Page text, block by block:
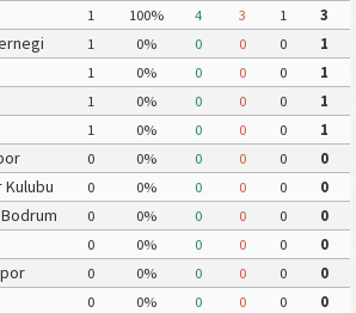
1 100% 4 3 1
3
1 0% 0 0 0
1
1 0% 0 0 0
1
1 0% 0 0 0
1
1 0% 0 0 0
1
0 0% 0 0 0
0
0 0% 0 0 0
0
0 0% 0 0 0
0
0 0% 0 0 0
0
0 0% 0 0 0
0
0 0% 0 0 0
0